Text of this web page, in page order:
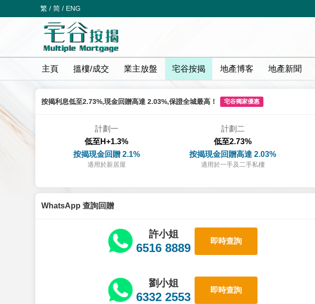
繁 / 简 / ENG
主頁 搵樓/成交 業主放盤 宅谷按揭 地產博客 地產新聞
按揭利息低至2.73%,現金回贈高達 2.03%,保證全城最高！ 宅谷獨家優惠
計劃一
低至H+1.3%
按揭現金回贈 2.1%
適用於新居屋
計劃二
低至2.73%
按揭現金回贈高達 2.03%
適用於一手及二手私樓
WhatsApp 查詢回贈
許小姐
6516 8889
即時查詢
劉小姐
6332 2553
即時查詢